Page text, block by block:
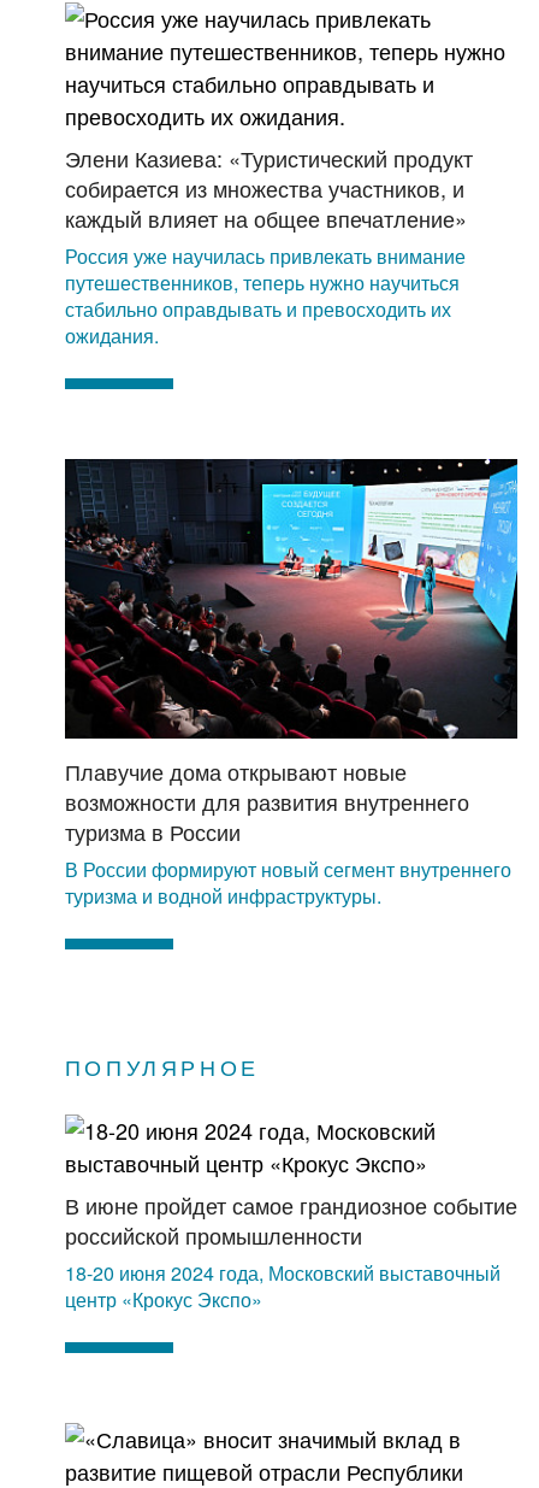
Элени Казиева: «Туристический продукт
собирается из множества участников, и
каждый влияет на общее впечатление»
Россия уже научилась привлекать внимание
путешественников, теперь нужно научиться
стабильно оправдывать и превосходить их
ожидания.
Плавучие дома открывают новые
возможности для развития внутреннего
туризма в России
В России формируют новый сегмент внутреннего
туризма и водной инфраструктуры.
ПОПУЛЯРНОЕ
В июне пройдет самое грандиозное событие
российской промышленности
18-20 июня 2024 года, Московский выставочный
центр «Крокус Экспо»